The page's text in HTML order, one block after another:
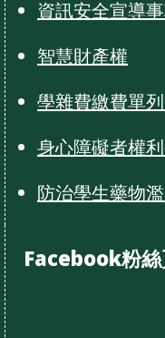
資訊安全宣導
智慧財產權
學雜費繳費單
身心障礙者權
防治學生藥物
Facebook粉